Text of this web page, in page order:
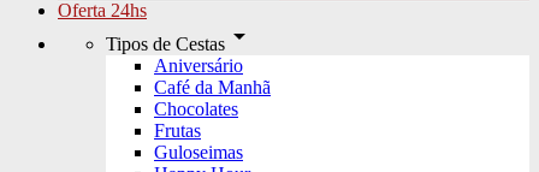
Oferta 24hs
Tipos de Cestas arrow_drop_down
Aniversário
Café da Manhã
Chocolates
Frutas
Guloseimas